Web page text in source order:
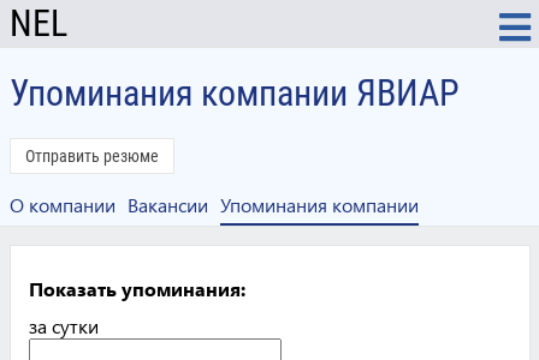
NEL
Упоминания компании ЯВИАР
Отправить резюме
О компании Вакансии Упоминания компании
Показать упоминания:
за сутки